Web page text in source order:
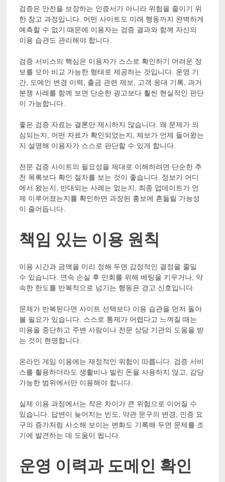
검증은 안전을 보장하는 인증서가 아니라 위험을 줄이기 위
한 참고 과정입니다. 어떤 사이트도 미래 행동까지 완벽하게
예측할 수 없기 때문에 이용자는 검증 결과와 함께 자신의
이용 습관도 관리해야 합니다.
검증 서비스의 핵심은 이용자가 스스로 확인하기 어려운 정
보를 모아 비교 가능한 형태로 제공하는 것입니다. 운영 기
간, 도메인 변경 이력, 출금 관련 제보, 고객 응대 기록, 과거
분쟁 사례를 함께 보면 단순한 광고보다 훨씬 현실적인 판단
이 가능합니다.
좋은 검증 자료는 결론만 제시하지 않습니다. 왜 문제가 의
심되는지, 어떤 자료가 확인되었는지, 제보가 언제 들어왔는
지 설명해 이용자가 스스로 판단할 수 있게 합니다.
전문 검증 사이트의 필요성을 제대로 이해하려면 단순한 추
천 목록보다 확인 절차를 보는 것이 좋습니다. 정보가 어디
에서 왔는지, 반대되는 사례는 없는지, 최종 업데이트가 언
제 이루어졌는지를 확인하면 과장된 홍보에 흔들릴 가능성
이 줄어듭니다.
책임 있는 이용 원칙
이용 시간과 금액을 미리 정해 두면 감정적인 결정을 줄일
수 있습니다. 연속 손실 후 만회를 위해 베팅을 키우거나, 약
속한 한도를 반복적으로 넘기는 행동은 경고 신호입니다.
문제가 반복된다면 사이트 선택보다 이용 습관을 먼저 돌아
볼 필요가 있습니다. 스스로 통제가 어렵다고 느껴질 때는
이용을 중단하고 주변 사람이나 전문 상담 기관의 도움을 받
는 것이 현명합니다.
온라인 게임 이용에는 재정적인 위험이 따릅니다. 검증 서비
스를 활용하더라도 생활비나 빌린 돈을 사용하지 않고, 감당
가능한 범위에서만 이용해야 합니다.
실제 이용 과정에서는 작은 차이가 큰 위험으로 이어질 수
있습니다. 답변이 늦어지는 빈도, 약관 문구의 변경, 인증 요
구의 증가처럼 사소해 보이는 변화도 기록해 두면 문제를 조
기에 발견하는 데 도움이 됩니다.
운영 이력과 도메인 확인